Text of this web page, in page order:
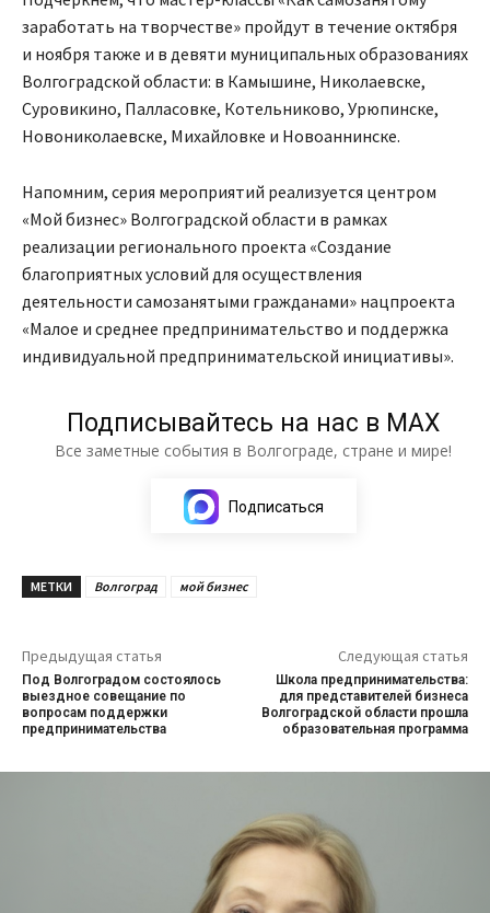
заработать на творчестве» пройдут в течение октября
и ноября также и в девяти муниципальных образованиях
Волгоградской области: в Камышине, Николаевске,
Суровикино, Палласовке, Котельниково, Урюпинске,
Новониколаевске, Михайловке и Новоаннинске.
Напомним, серия мероприятий реализуется центром
«Мой бизнес» Волгоградской области в рамках
реализации регионального проекта «Создание
благоприятных условий для осуществления
деятельности самозанятыми гражданами» нацпроекта
«Малое и среднее предпринимательство и поддержка
индивидуальной предпринимательской инициативы».
Подписывайтесь на нас в МАХ
Все заметные события в Волгограде, стране и мире!
Подписаться
МЕТКИ Волгоград мой бизнес
Предыдущая статья
Под Волгоградом состоялось
выездное совещание по
вопросам поддержки
предпринимательства
Следующая статья
Школа предпринимательства:
для представителей бизнеса
Волгоградской области прошла
образовательная программа